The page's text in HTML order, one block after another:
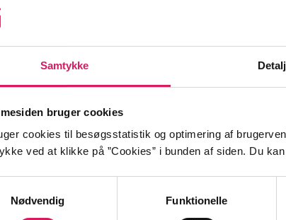
Samtykke
bruger cookies
cookies til besøgsstatistik og optimering af
ved at klikke på ”Cookies” i bunden af siden. Du
Nødvendig
Funktionelle
Prins Ashitaka bliver forgiftet af en
skovguden Shishigami, som kan
landskab af uberørt natur, hvorfra